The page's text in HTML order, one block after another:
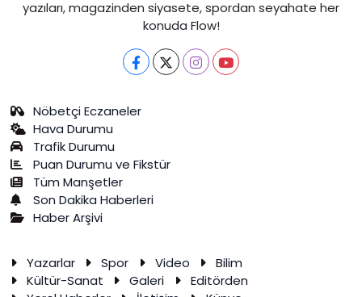
yazıları, magazinden siyasete, spordan seyahate her
konuda Flow!
Nöbetçi Eczaneler
Hava Durumu
Trafik Durumu
Puan Durumu ve Fikstür
Tüm Manşetler
Son Dakika Haberleri
Haber Arşivi
Yazarlar Spor Video
Bilim
Kültür-Sanat
Galeri
Editörden